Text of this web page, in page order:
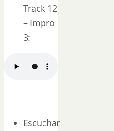
Track 12
– Impro
3:
Escuchar